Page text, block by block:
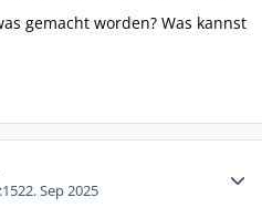
gemacht worden? Was kannst
22. Sep 2025